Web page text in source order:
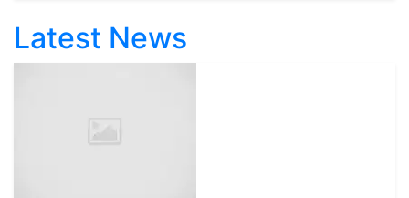
Latest News